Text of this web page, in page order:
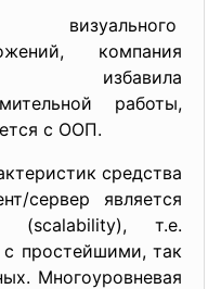
визуального
компания
избавила
работы,
с ООП.
средства
сервер является
(scalability), т.е.
простейшими, так
Многоуровневая